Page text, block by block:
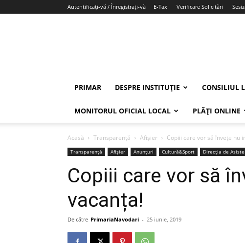
Autentificați-vă / Înregistrați-vă E-Tax Verificare Solicitări
PRIMAR DESPRE INSTITUȚIE CONSILIUL
MONITORUL OFICIAL LOCAL PLĂȚI ONLINE
Acasă Transparență Afișier Copiii care vor să învețe nu
Transparență Afișier Anunțuri Cultură&Sport Direcția de
Copiii care vor să
vacanța!
De către PrimariaNavodari - 25 iunie, 2019